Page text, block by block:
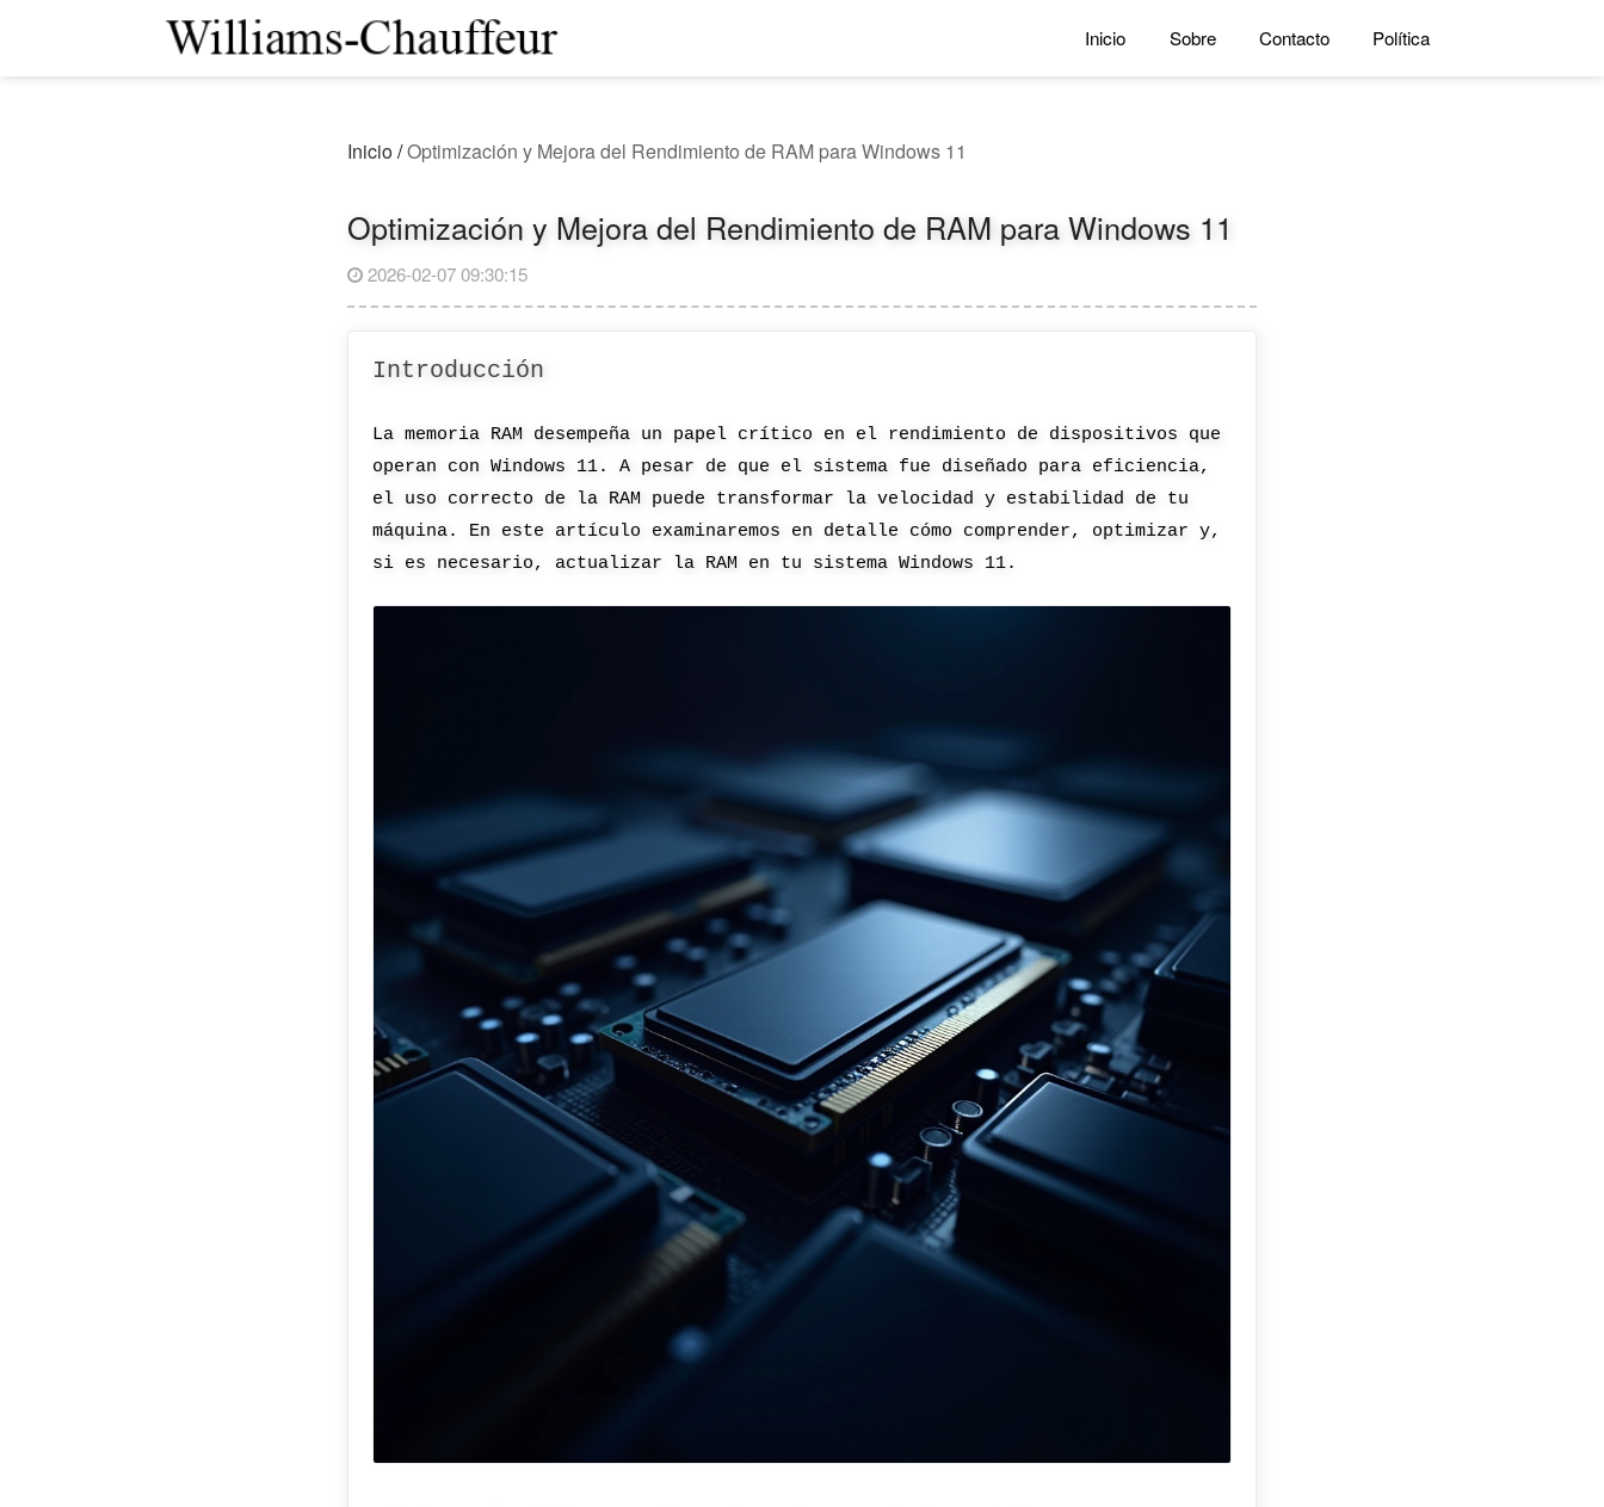
Inicio Sobre Contacto Política
Inicio/Optimización y Mejora del Rendimiento de RAM para Windows 11
Optimización y Mejora del Rendimiento de RAM para Windows 11
2026-02-07 09:30:15
Introducción
La memoria RAM desempeña un papel crítico en el rendimiento de dispositivos que
operan con Windows 11. A pesar de que el sistema fue diseñado para eficiencia,
el uso correcto de la RAM puede transformar la velocidad y estabilidad de tu
máquina. En este artículo examinaremos en detalle cómo comprender, optimizar y,
si es necesario, actualizar la RAM en tu sistema Windows 11.